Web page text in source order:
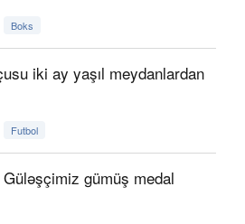
Boks
iki ay yaşıl meydanlardan
Futbol
Güləşçimiz gümüş medal